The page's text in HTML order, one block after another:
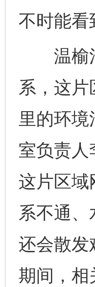
不时能看
温榆河
系，这
里的环
室负责人
这片区域
系不通
还会散发
期间，相